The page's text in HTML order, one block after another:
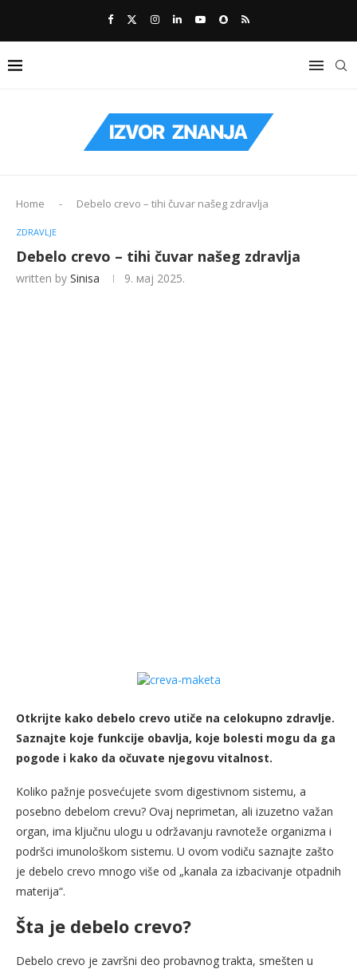
Home - Debelo crevo – tihi čuvar našeg zdravlja
ZDRAVLJE
Debelo crevo – tihi čuvar našeg zdravlja
written by Sinisa 9. мај 2025.
Otkrijte kako debelo crevo utiče na celokupno zdravlje.
Saznajte koje funkcije obavlja, koje bolesti mogu da ga
pogode i kako da očuvate njegovu vitalnost.
Koliko pažnje posvećujete svom digestivnom sistemu, a
posebno debelom crevu? Ovaj neprimetan, ali izuzetno važan
organ, ima ključnu ulogu u održavanju ravnoteže organizma i
podršci imunološkom sistemu. U ovom vodiču saznajte zašto
je debelo crevo mnogo više od „kanala za izbacivanje otpadnih
materija“.
Šta je debelo crevo?
Debelo crevo je završni deo probavnog trakta, smešten u